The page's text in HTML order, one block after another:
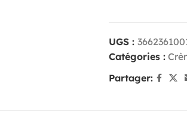
UGS :
Catégories :
Partager: